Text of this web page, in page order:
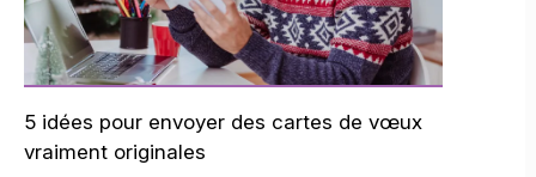
5 idées pour envoyer des cartes de vœux
vraiment originales